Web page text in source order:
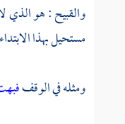
والقبيح : هو الذي
مستحيل بهذا
ومثله في الوقف